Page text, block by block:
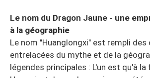
Le nom du Dragon Jaune - une
à la géographie
Le nom "Huanglongxi" est rempli des
entrelacées du mythe et de la
légendes principales : L'un est qu'à